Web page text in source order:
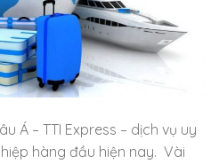
Á – TTI Express – dịch vụ uy
hàng đầu hiện nay. Vài